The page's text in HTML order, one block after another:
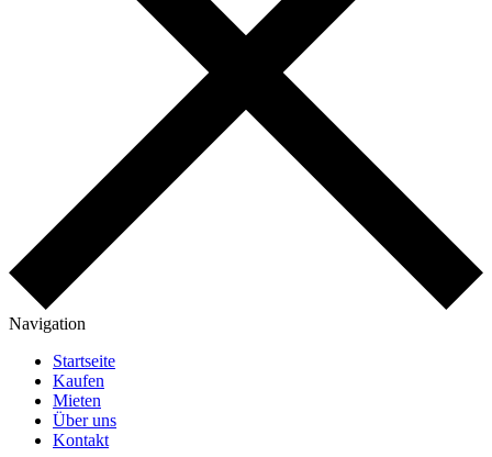
Navigation
Startseite
Kaufen
Mieten
Über uns
Kontakt